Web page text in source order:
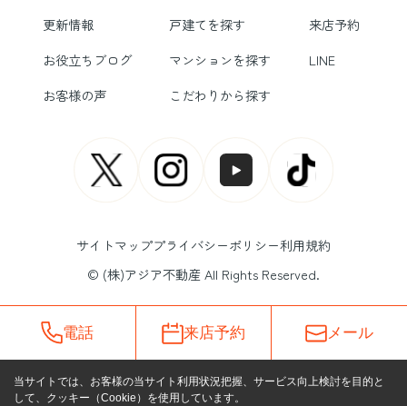
更新情報
戸建てを探す
来店予約
お役立ちブログ
マンションを探す
LINE
お客様の声
こだわりから探す
サイトマッププライバシーポリシー利用規約
© (株)アジア不動産 All Rights Reserved.
電話 来店予約 メール
当サイトでは、お客様の当サイト利用状況把握、サービス向上検討を目的と
して、クッキー（Cookie）を使用しています。